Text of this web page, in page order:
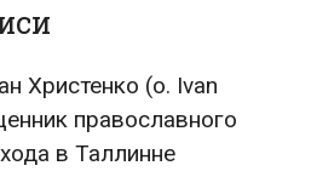
Христенко (о. Ivan
православного
в Таллинне